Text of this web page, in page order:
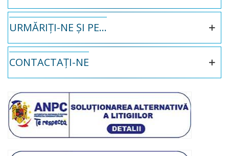
URMĂRIȚI-NE ȘI PE...
CONTACTAȚI-NE